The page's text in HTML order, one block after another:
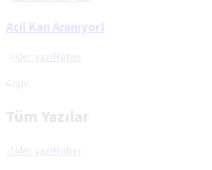
Acil Kan Aranıyor!
slider yazıHaber
Arşiv
Tüm Yazılar
slider yazıHaber